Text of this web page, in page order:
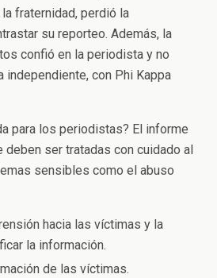
fraternidad, perdió la
su reporteo. Además, la
confió en la periodista y no
independiente, con Phi Kappa
para los periodistas? El informe
ser tratadas con cuidado al
sensibles como el abuso
hacia las víctimas y la
la información.
de las víctimas.